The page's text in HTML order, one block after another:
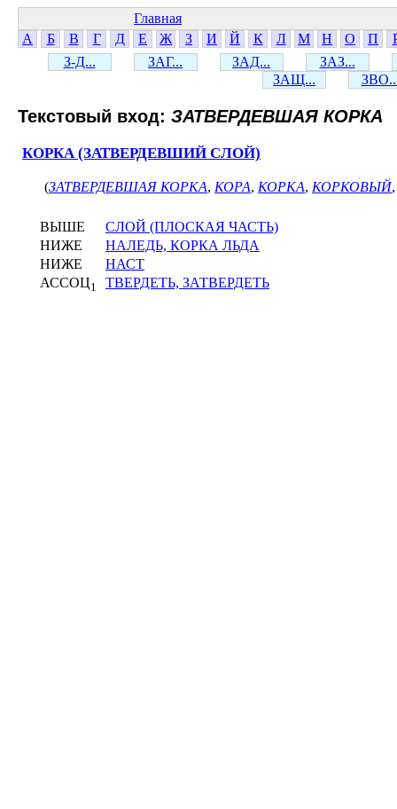
Главная
А
Б В Г Д Е Ж З И Й К Л М Н О П
З-Д...
ЗАГ... ЗАД...
ЗАЗ...
ЗАЩ...
Текстовый вход: ЗАТВЕРДЕВШАЯ КОРКА
КОРКА (ЗАТВЕРДЕВШИЙ СЛОЙ)
(ЗАТВЕРДЕВШАЯ КОРКА, КОРА, КОРКА, КОРКОВЫЙ
ВЫШЕ
СЛОЙ (ПЛОСКАЯ ЧАСТЬ)
НИЖЕ
НАЛЕДЬ, КОРКА ЛЬДА
НИЖЕ
НАСТ
АССОЦ1 ТВЕРДЕТЬ, ЗАТВЕРДЕТЬ